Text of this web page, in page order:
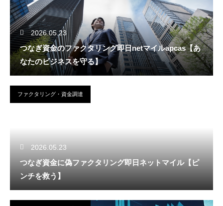
2026.05.23
つなぎ資金のファクタリング即日netマイルapcas【あ
なたのビジネスを守る】
ファクタリング・資金調達
2026.05.23
つなぎ資金に偽ファクタリング即日ネットマイル【ピ
ンチを救う】